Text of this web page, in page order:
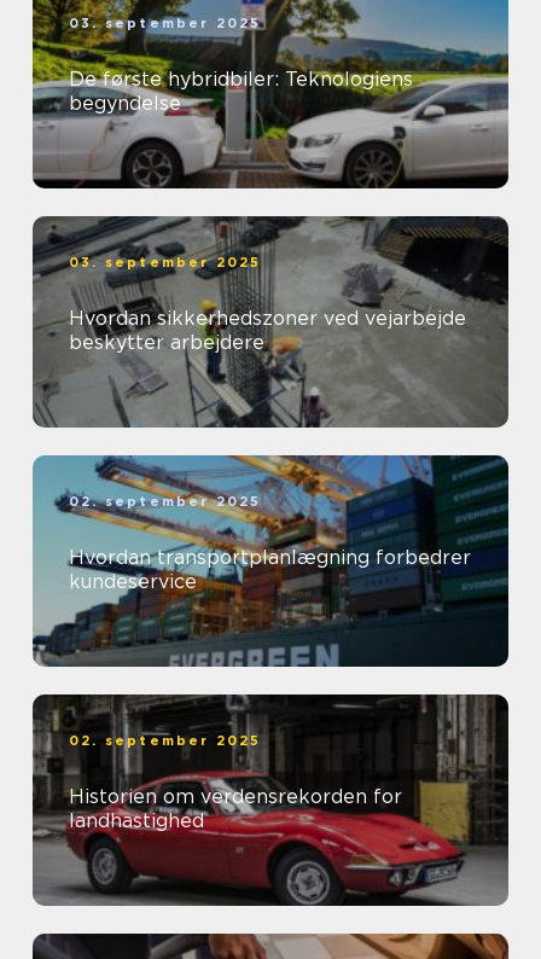
03. september 2025
De første hybridbiler: Teknologiens
begyndelse
03. september 2025
Hvordan sikkerhedszoner ved vejarbejde
beskytter arbejdere
02. september 2025
Hvordan transportplanlægning forbedrer
kundeservice
02. september 2025
Historien om verdensrekorden for
landhastighed